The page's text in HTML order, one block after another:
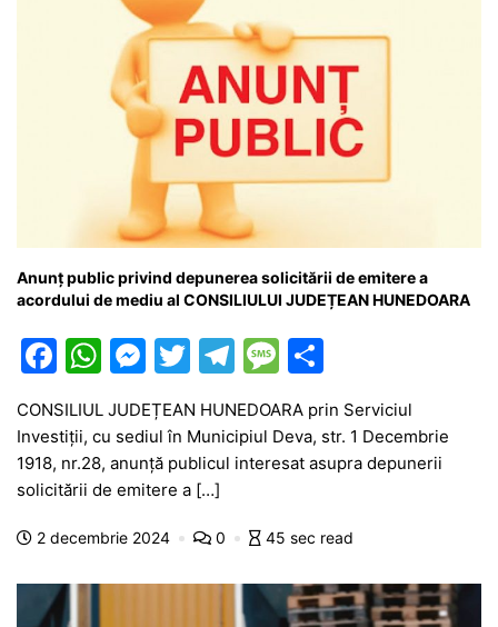
Anunţ public privind depunerea solicitării de emitere a
acordului de mediu al CONSILIULUI JUDEȚEAN HUNEDOARA
F
c
e
b
o
k
W
at
s
A
p
M
s
s
e
n
T
itt
er
T
e
gr
m
M
s
s
g
ar
ta
je
z
CONSILIUL JUDEȚEAN HUNEDOARA prin Serviciul
Investiții, cu sediul în Municipiul Deva, str. 1 Decembrie
1918, nr.28, anunţă publicul interesat asupra depunerii
solicitării de emitere a […]
2 decembrie 2024 0 45 sec read